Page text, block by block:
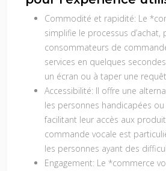
Commodité et rapidité: Le
simplifie le processus
consommateurs de
services en quelques
un écran ou à taper une
Accessibilité: Il offre une
les personnes handicapées ou
facilitant leur accès aux
commande vocale est
les personnes ayant des
Engagement: Le *commerce